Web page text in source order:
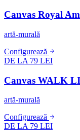
Canvas Royal
artă-murală
Configurează
DE LA 79 LEI
Canvas WALK
artă-murală
Configurează
DE LA 79 LEI